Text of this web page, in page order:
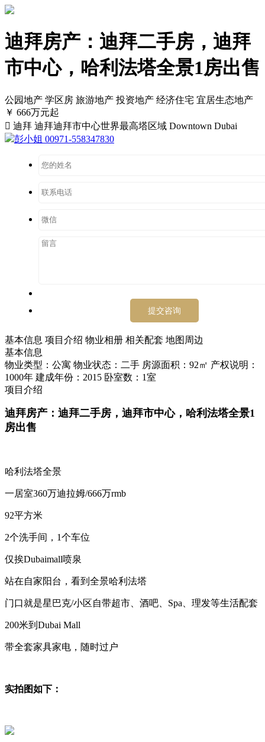
迪拜房产：迪拜二手房，迪拜
市中心，哈利法塔全景1房出售
公园地产 学区房 旅游地产 投资地产 经济住宅 宜居生态地产
￥ 666万元起
 迪拜 迪拜迪拜市中心世界最高塔区域 Downtown Dubai
彭小姐 00971-558347830
基本信息 项目介绍 物业相册 相关配套 地图周边
基本信息
物业类型：公寓 物业状态：二手 房源面积：92㎡ 产权说明：
1000年 建成年份：2015 卧室数：1室
项目介绍
迪拜房产：迪拜二手房，迪拜市中心，哈利法塔全景1
房出售
哈利法塔全景
一居室360万迪拉姆/666万rmb
92平方米
2个洗手间，1个车位
仅挨Dubaimall喷泉
站在自家阳台，看到全景哈利法塔
门口就是星巴克/小区自带超市、酒吧、Spa、理发等生活配套
200米到Dubai Mall
带全套家具家电，随时过户
实拍图如下：